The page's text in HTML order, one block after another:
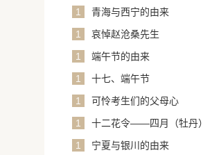
1
青海与西宁的由来
1
哀悼赵沧桑先生
1
端午节的由来
1
十七、端午节
1
可怜考生们的父母心
1
十二花令——四月（牡丹）
1
宁夏与银川的由来